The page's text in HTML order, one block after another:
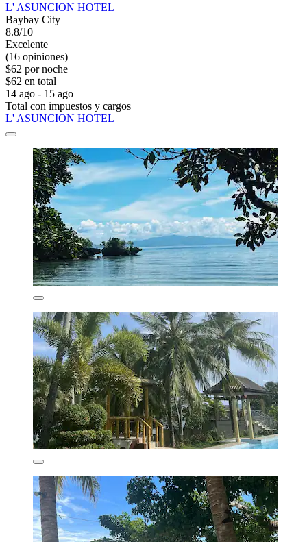
L' ASUNCION HOTEL
Baybay City
8.8/10
Excelente
(16 opiniones)
$62 por noche
$62 en total
14 ago - 15 ago
Total con impuestos y cargos
L' ASUNCION HOTEL